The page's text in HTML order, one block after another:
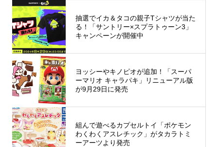
抽選でイカ＆タコの親子Tシャツが当た
る！「サントリー×スプラトゥーン3」
キャンペーンが開催中
ヨッシーやキノピオが追加！「スーパ
ーマリオ キャラパキ」リニューアル版
が9月29日に発売
組んで遊べるカプセルトイ「ポケモン
わくわくアスレチック」がタカラトミ
ーアーツより発売